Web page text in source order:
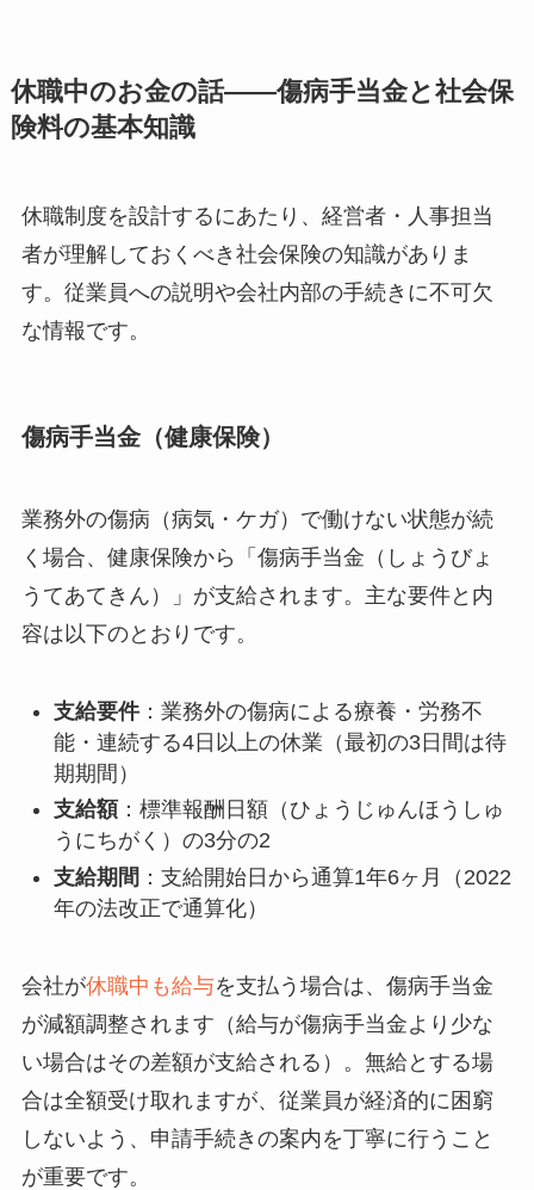
休職中のお金の話——傷病手当金と社会保
険料の基本知識
休職制度を設計するにあたり、経営者・人事担当
者が理解しておくべき社会保険の知識がありま
す。従業員への説明や会社内部の手続きに不可欠
な情報です。
傷病手当金（健康保険）
業務外の傷病（病気・ケガ）で働けない状態が続
く場合、健康保険から「傷病手当金（しょうびょ
うてあてきん）」が支給されます。主な要件と内
容は以下のとおりです。
支給要件：業務外の傷病による療養・労務不
能・連続する4日以上の休業（最初の3日間は待
期期間）
支給額：標準報酬日額（ひょうじゅんほうしゅ
うにちがく）の3分の2
支給期間 ：支給開始日から通算1年6ヶ月（2022
年の法改正で通算化）
会社が休職中も給与を支払う場合は、傷病手当金
が減額調整されます（給与が傷病手当金より少な
い場合はその差額が支給される）。無給とする場
合は全額受け取れますが、従業員が経済的に困窮
しないよう、申請手続きの案内を丁寧に行うこと
が重要です。